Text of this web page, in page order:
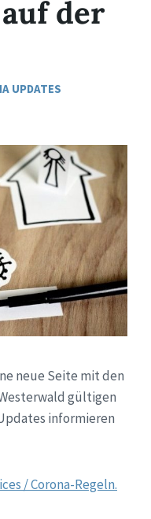
der
UPDATES
neue Seite mit den
gültigen
informieren
/ Corona-Regeln.